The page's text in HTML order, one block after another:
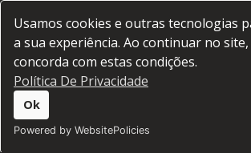
Usamos cookies e outras tecnologias
a sua experiência. Ao continuar no site,
concorda com estas condições.
Política De Privacidade
Ok
Powered by WebsitePolicies